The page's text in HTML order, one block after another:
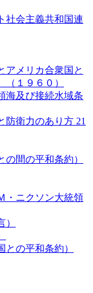
社会主義共和国連
アメリカ合衆国と
１９６０）
海及び接続水域条
防衛力のあり方 21
間の平和条約）
・ニクソン大統領
の平和条約）